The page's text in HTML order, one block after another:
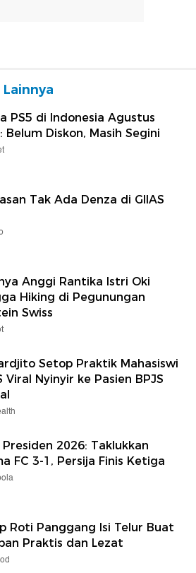
PS5 di Indonesia Agustus
Belum Diskon, Masih Segini
Tak Ada Denza di GIIAS
Anggi Rantika Istri Oki
Hiking di Pegunungan
Swiss
Setop Praktik Mahasiswi
Viral Nyinyir ke Pasien BPJS
Presiden 2026: Taklukkan
FC 3-1, Persija Finis Ketiga
Roti Panggang Isi Telur Buat
Praktis dan Lezat